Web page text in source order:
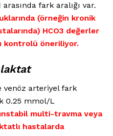
fark aralığı var.
(örneğin kronik
HCO3 değerler
kontrolü öneriliyor.
laktat
venöz arteriyel fark
0.25 mmol/L
multi-travma veya
hastalarda